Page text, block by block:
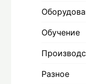
Обучение
Разное